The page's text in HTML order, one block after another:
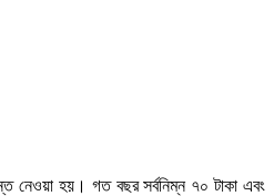
নেওয়া হয়। গত বছর সর্বনিম্ন ৭০ টাকা এবং